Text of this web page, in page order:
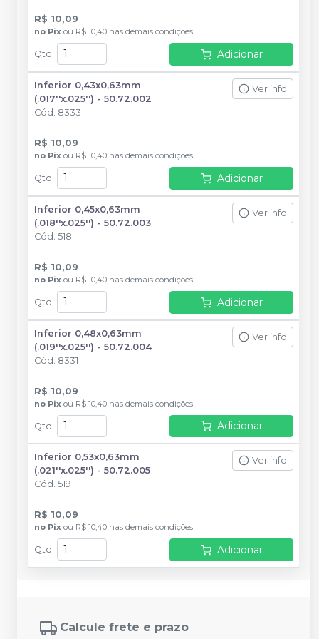
R$ 10,09
no Pix ou R$ 10,40 nas demais condições
Qtd : Adicionar
Inferior 0,43x0,63mm
(.017''x.025'') - 50.72.002
Cód. 8333
Ver info
R$ 10,09
no Pix ou R$ 10,40 nas demais condições
Qtd : Adicionar
Inferior 0,45x0,63mm
(.018''x.025'') - 50.72.003
Cód. 518
Ver info
R$ 10,09
no Pix ou R$ 10,40 nas demais condições
Qtd : Adicionar
Inferior 0,48x0,63mm
(.019''x.025'') - 50.72.004
Cód. 8331
Ver info
R$ 10,09
no Pix ou R$ 10,40 nas demais condições
Qtd: Adicionar
Inferior 0,53x0,63mm
(.021''x.025'') - 50.72.005
Cód. 519
Ver info
R$ 10,09
no Pix ou R$ 10,40 nas demais condições
Qtd : Adicionar
Calcule frete e prazo